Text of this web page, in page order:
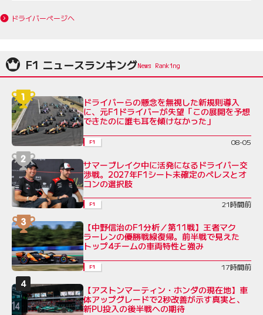
ドライバーページへ
F1 ニュースランキング
ドライバーらの懸念を無視した新規則導入
に、元F1ドライバーが失望「この展開を予想
できたのに誰も耳を傾けなかった」
F1 08-05
サマーブレイク中に活発になるドライバー交
渉戦。2027年F1シート未確定のペレスとオ
コンの選択肢
F1 21時間前
【中野信治のF1分析／第11戦】王者マク
ラーレンの優勝戦線復帰。前半戦で見えた
トップ4チームの車両特性と強み
F1 17時間前
【アストンマーティン・ホンダの現在地】車
体アップグレードで2秒改善が示す真実と、
新PU投入の後半戦への期待